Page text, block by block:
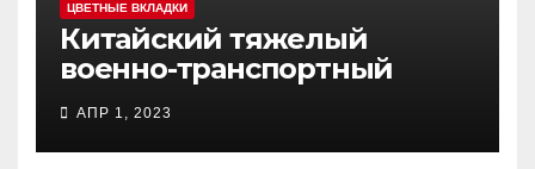
ЦВЕТНЫЕ ВКЛАДКИ
Китайский тяжелый
военно-транспортный
самолет (BTC) Y-20
(«ЮНЬ-20») «Куньпин»
АПР 1, 2023